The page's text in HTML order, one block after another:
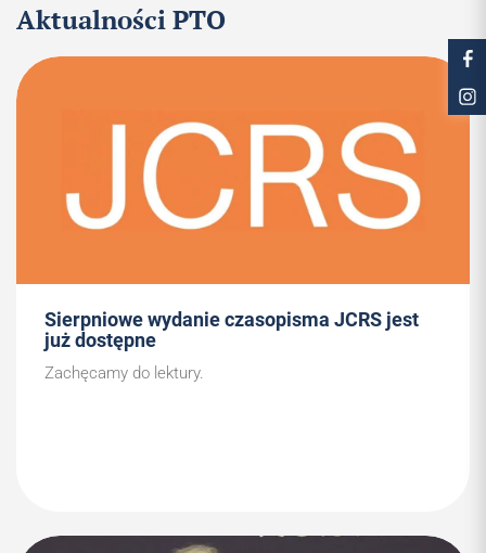
Aktualności PTO
Sierpniowe wydanie czasopisma JCRS jest
już dostępne
Zachęcamy do lektury.